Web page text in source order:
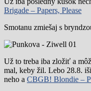
Brigade – Papers, Please
Smotanu zmiešaj s
Už to treba iba zložiť a
mal, keby žil. Lebo 28.8.
neho a CBGB! Blondie –